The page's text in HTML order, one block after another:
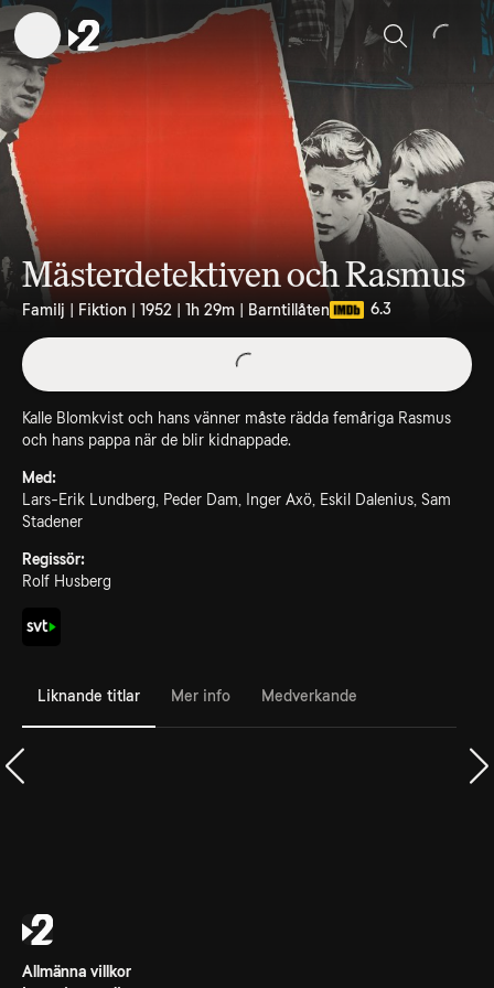
Sök
Mästerdetektiven och Rasmus
Familj | Fiktion | 1952 | 1h 29m | Barntillåten 6.3
Kalle Blomkvist och hans vänner måste rädda femåriga Rasmus
och hans pappa när de blir kidnappade.
Med:
Lars-Erik Lundberg, Peder Dam, Inger Axö, Eskil Dalenius, Sam
Stadener
Regissör:
Rolf Husberg
Liknande titlar Mer info Medverkande
Allmänna villkor